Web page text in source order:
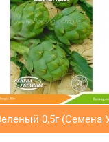
0,5г (Семена